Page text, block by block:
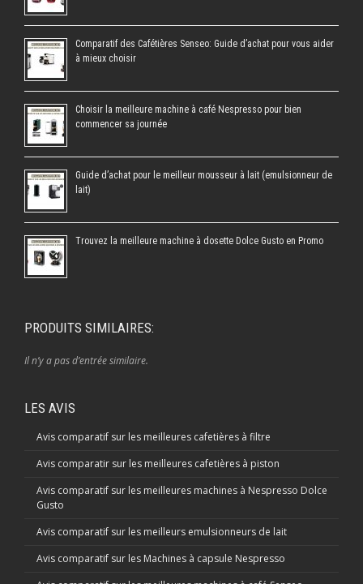
Comparatif des Cafétières Senseo: Guide d’achat pour vous aider
à mieux choisir
Choisir la meilleure machine à café Nespresso pour bien
commencer sa journée
Guide d’achat pour le meilleur mousseur à lait (emulsionneur de
lait)
Trouvez la meilleure machine à dosette Dolce Gusto en Promo
PRODUITS SIMILAIRES:
Il n’y a pas d’entrée similaire.
LES AVIS
Avis comparatif sur les meilleures cafetières à filtre
Avis comparatir sur les meilleures cafetières à piston
Avis comparatif sur les meilleures machines à Nespresso Dolce
Gusto
Avis comparatif sur les meilleurs emulsionneurs de lait
Avis comparatif sur les Machines à capsule Nespresso